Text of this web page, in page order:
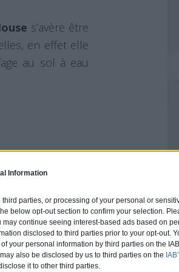
Information
parties, or processing of your personal or
below opt-out section to confirm your selection.
continue seeing interest-based ads based on
disclosed to third parties prior to your opt-out.
your personal information by third parties on the
also be disclosed by us to third parties on the
it to other third parties.
s’avère être
en effet elle
au sol à eau